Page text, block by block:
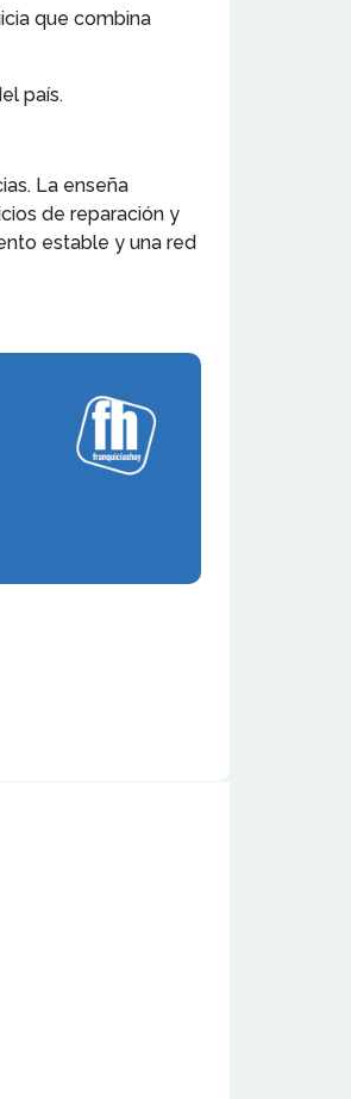
que combina
país.
La enseña
de reparación y
estable y una red